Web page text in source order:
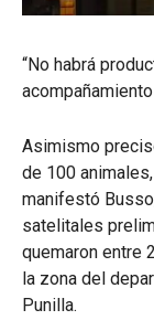
“No habrá
Asimismo
de 100
manifestó
satelitales
quemaron entre
la zona del
Punilla.